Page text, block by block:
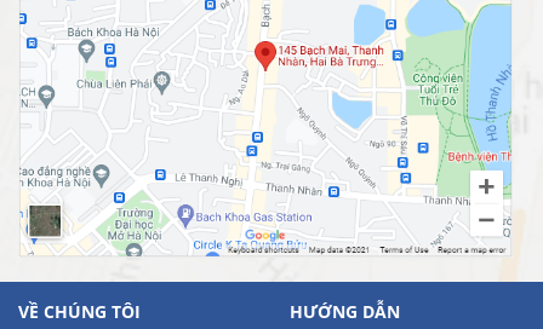
VỀ CHÚNG TÔI
HƯỚNG DẪN